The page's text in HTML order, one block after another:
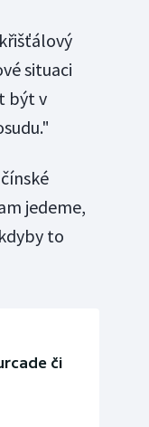
situaci
být v
jedeme,
to
či